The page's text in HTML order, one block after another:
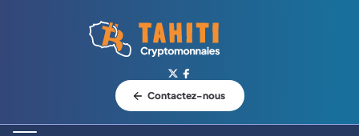
Logo Tahiti-Cryptomonnaies.com
Contactez-nous